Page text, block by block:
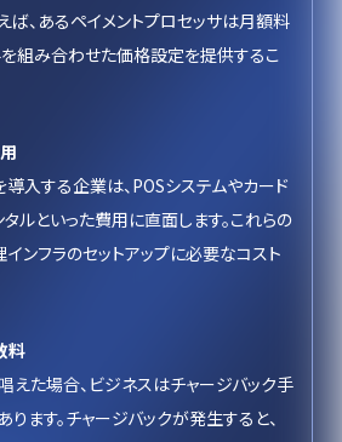
ば、あるペイメントプロセッサは月額料
組み合わせた価格設定を提供するこ
入する企業は、POSシステムやカード
ルといった費用に直面します。これらの
ンフラのセットアップに必要なコスト
料
た場合、ビジネスはチャージバック手
ます。チャージバックが発生すると、